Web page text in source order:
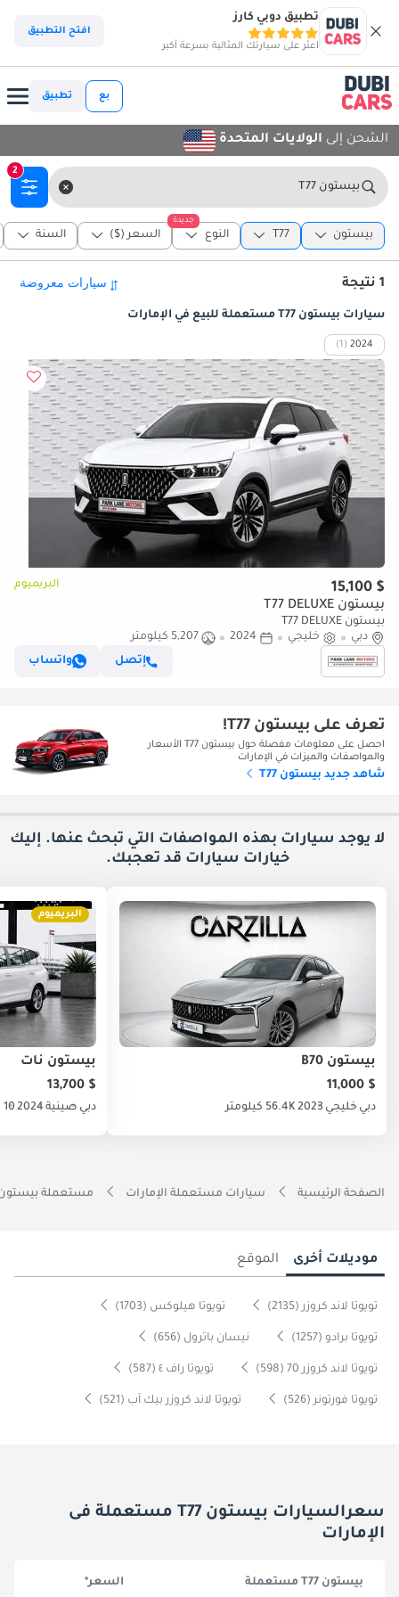
تطبيق دوبي كارز
اعثر على سيارتك المثالية بسرعة أكبر
افتح التطبيق
بع تطبيق
الشحن إلى الولايات المتحدة
بيستون T77
2
بيستون T77
جديدة
النوع السعر ($) السنة
1 نتيجة
سيارات بيستون T77 مستعملة للبيع في الإمارات
2024
(1)
$ 15,100 البريميوم
بيستون T77 DELUXE
بيستون T77 DELUXE
دبي
خليجي 2024
5,207 كيلومتر
إتصل
واتساب
تعرف على بيستون T77!
احصل على معلومات مفصلة حول بيستون T77 الأسعار
والمواصفات والميزات في الإمارات
شاهد جديد بيستون T77
لا يوجد سيارات بهذه المواصفات التي تبحث عنها. إليك
خيارات سيارات قد تعجبك.
بيستون B70
$ 11,000
دبي خليجي 202356.4K كيلومتر
البريميوم
بيستون نات
$ 13,700
دبي صينية202410 كيلومتر
الصفحة الرئيسية سيارات مستعملة الإمارات مستعملة بيستون
موديلات أخرى الموقع
تويوتا لاند كروزر (2135) تويوتا هيلوكس (1703)
تويوتا برادو (1257) نيسان باترول (656)
تويوتا لاند كروزر 70 (598) تويوتا راف ٤ (587)
تويوتا فورتونر (526) تويوتا لاند كروزر بيك آب (521)
سعرالسيارات بيستون T77 مستعملة فى
الإمارات
بيستون T77 مستعملة السعر*